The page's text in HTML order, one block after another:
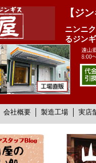
【ジ
ニンニ
るジン
会社概要 製造工場 実店